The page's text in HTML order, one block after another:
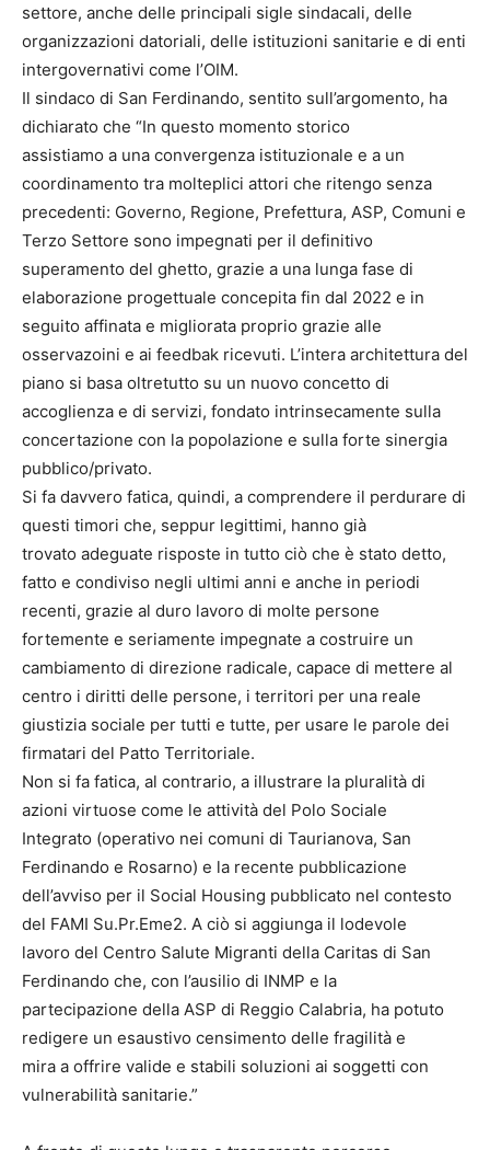
settore, anche delle principali sigle sindacali, delle
organizzazioni datoriali, delle istituzioni sanitarie e di enti
intergovernativi come l’OIM.
Il sindaco di San Ferdinando, sentito sull’argomento, ha
dichiarato che “In questo momento storico
assistiamo a una convergenza istituzionale e a un
coordinamento tra molteplici attori che ritengo senza
precedenti: Governo, Regione, Prefettura, ASP, Comuni e
Terzo Settore sono impegnati per il definitivo
superamento del ghetto, grazie a una lunga fase di
elaborazione progettuale concepita fin dal 2022 e in
seguito affinata e migliorata proprio grazie alle
osservazoini e ai feedbak ricevuti. L’intera architettura del
piano si basa oltretutto su un nuovo concetto di
accoglienza e di servizi, fondato intrinsecamente sulla
concertazione con la popolazione e sulla forte sinergia
pubblico/privato.
Si fa davvero fatica, quindi, a comprendere il perdurare di
questi timori che, seppur legittimi, hanno già
trovato adeguate risposte in tutto ciò che è stato detto,
fatto e condiviso negli ultimi anni e anche in periodi
recenti, grazie al duro lavoro di molte persone
fortemente e seriamente impegnate a costruire un
cambiamento di direzione radicale, capace di mettere al
centro i diritti delle persone, i territori per una reale
giustizia sociale per tutti e tutte, per usare le parole dei
firmatari del Patto Territoriale.
Non si fa fatica, al contrario, a illustrare la pluralità di
azioni virtuose come le attività del Polo Sociale
Integrato (operativo nei comuni di Taurianova, San
Ferdinando e Rosarno) e la recente pubblicazione
dell’avviso per il Social Housing pubblicato nel contesto
del FAMI Su.Pr.Eme2. A ciò si aggiunga il lodevole
lavoro del Centro Salute Migranti della Caritas di San
Ferdinando che, con l’ausilio di INMP e la
partecipazione della ASP di Reggio Calabria, ha potuto
redigere un esaustivo censimento delle fragilità e
mira a offrire valide e stabili soluzioni ai soggetti con
vulnerabilità sanitarie.”